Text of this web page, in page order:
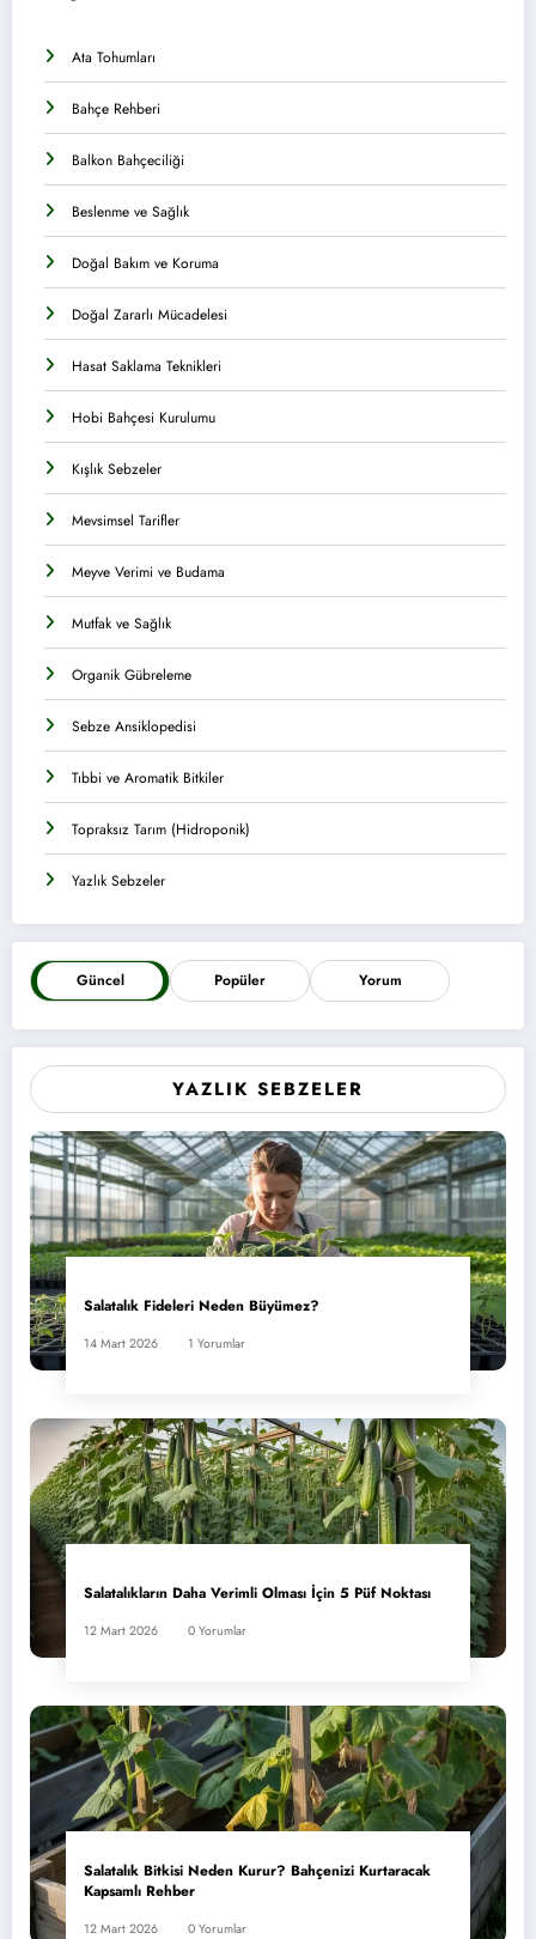
Ata Tohumları
Bahçe Rehberi
Balkon Bahçeciliği
Beslenme ve Sağlık
Doğal Bakım ve Koruma
Doğal Zararlı Mücadelesi
Hasat Saklama Teknikleri
Hobi Bahçesi Kurulumu
Kışlık Sebzeler
Mevsimsel Tarifler
Meyve Verimi ve Budama
Mutfak ve Sağlık
Organik Gübreleme
Sebze Ansiklopedisi
Tıbbi ve Aromatik Bitkiler
Topraksız Tarım (Hidroponik)
Yazlık Sebzeler
Güncel Popüler Yorum
YAZLIK SEBZELER
Salatalık Fideleri Neden Büyümez?
14 Mart 2026 1 Yorumlar
Salatalıkların Daha Verimli Olması İçin 5 Püf Noktası
12 Mart 2026 0 Yorumlar
Salatalık Bitkisi Neden Kurur? Bahçenizi Kurtaracak
Kapsamlı Rehber
12 Mart 2026 0 Yorumlar